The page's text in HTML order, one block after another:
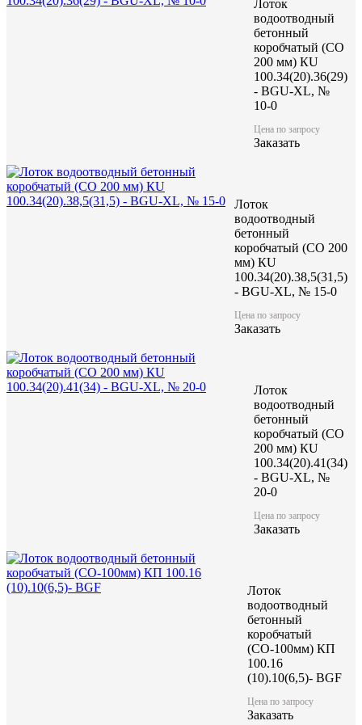
Лоток
водоотводный
бетонный
коробчатый (CO
200 мм) КU
100.34(20).36(29)
- BGU-XL, №
10-0
Цена по запросу
Заказать
Лоток
водоотводный
бетонный
коробчатый (CO 200
мм) КU
100.34(20).38,5(31,5)
- BGU-XL, № 15-0
Цена по запросу
Заказать
Лоток
водоотводный
бетонный
коробчатый (CO
200 мм) КU
100.34(20).41(34)
- BGU-XL, №
20-0
Цена по запросу
Заказать
Лоток
водоотводный
бетонный
коробчатый
(СО-100мм) КП
100.16
(10).10(6,5)- BGF
Цена по запросу
Заказать